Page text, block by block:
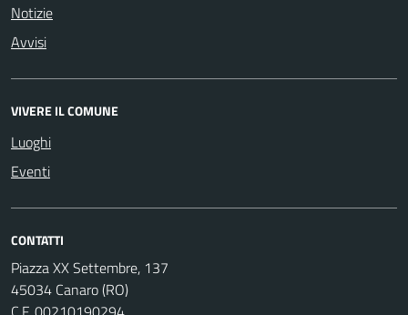
Notizie
Avvisi
VIVERE IL COMUNE
Luoghi
Eventi
CONTATTI
Piazza XX Settembre, 137
45034 Canaro (RO)